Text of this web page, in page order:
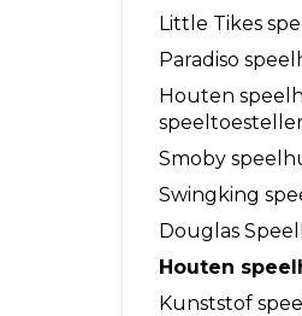
Little Tikes
Paradiso
Houten
Smoby
Swingking
Douglas
Houten
Kunststof